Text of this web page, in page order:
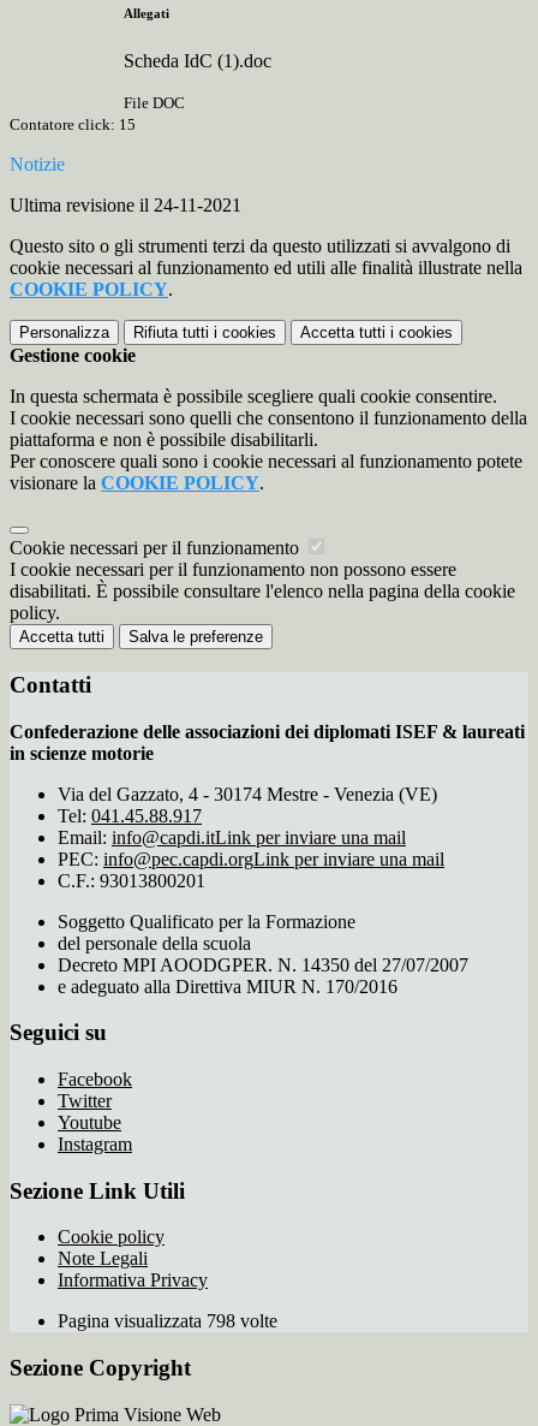
Allegati
Scheda IdC (1).doc
File DOC
Contatore click: 15
Notizie
Ultima revisione il 24-11-2021
Questo sito o gli strumenti terzi da questo utilizzati si avvalgono di
cookie necessari al funzionamento ed utili alle finalità illustrate nella
COOKIE POLICY.
Personalizza Rifiuta tutti i cookies Accetta tutti i cookies
Gestione cookie
In questa schermata è possibile scegliere quali cookie consentire.
I cookie necessari sono quelli che consentono il funzionamento della
piattaforma e non è possibile disabilitarli.
Per conoscere quali sono i cookie necessari al funzionamento potete
visionare la COOKIE POLICY.
Cookie necessari per il funzionamento
I cookie necessari per il funzionamento non possono essere
disabilitati. È possibile consultare l'elenco nella pagina della cookie
policy.
Accetta tutti Salva le preferenze
Contatti
Confederazione delle associazioni dei diplomati ISEF & laureati
in scienze motorie
Via del Gazzato, 4 - 30174 Mestre - Venezia (VE)
Tel: 041.45.88.917
Email: info@capdi.itLink per inviare una mail
PEC: info@pec.capdi.orgLink per inviare una mail
C.F.: 93013800201
Soggetto Qualificato per la Formazione
del personale della scuola
Decreto MPI AOODGPER. N. 14350 del 27/07/2007
e adeguato alla Direttiva MIUR N. 170/2016
Seguici su
Facebook
Twitter
Youtube
Instagram
Sezione Link Utili
Cookie policy
Note Legali
Informativa Privacy
Pagina visualizzata 798 volte
Sezione Copyright